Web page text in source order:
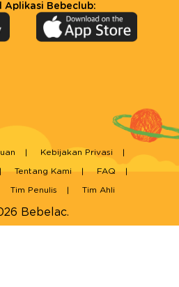
Aplikasi Bebeclub:
Bebelac.
Kebijakan Privasi
Tentang Kami FAQ
Tim Penulis Tim Ahli